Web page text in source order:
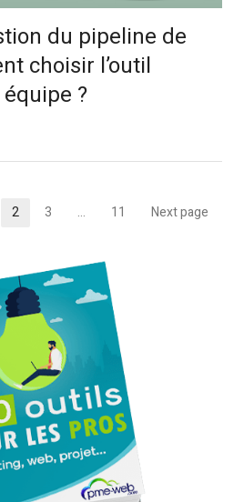
du pipeline de
choisir l’outil
?
Page Page
2 Page
3 … 11 Next page